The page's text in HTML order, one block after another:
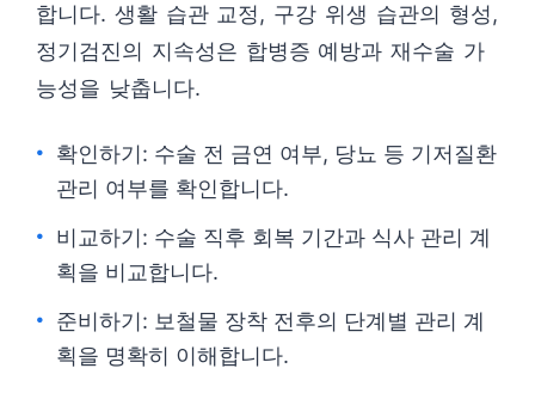
합니다. 생활 습관 교정, 구강 위생 습관의 형성,
정기검진의 지속성은 합병증 예방과 재수술 가
능성을 낮춥니다.
확인하기: 수술 전 금연 여부, 당뇨 등 기저질환
관리 여부를 확인합니다.
비교하기: 수술 직후 회복 기간과 식사 관리 계
획을 비교합니다.
준비하기: 보철물 장착 전후의 단계별 관리 계
획을 명확히 이해합니다.